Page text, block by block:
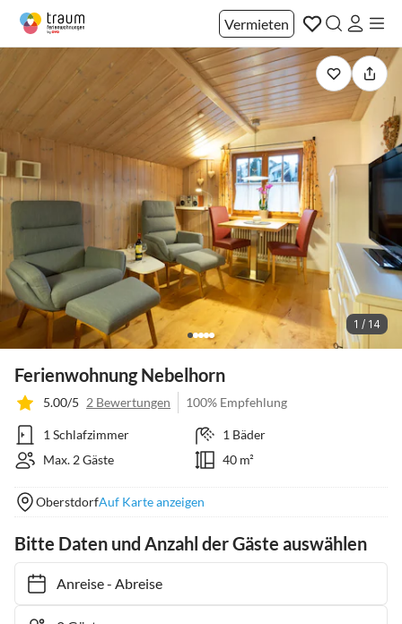
Vermieten
1 / 14
Ferienwohnung Nebelhorn
5.00/5 2 Bewertungen 100% Empfehlung
1 Schlafzimmer
1 Bäder
Max. 2 Gäste
40 m²
OberstdorfAuf Karte anzeigen
Bitte Daten und Anzahl der Gäste auswählen
Anreise- Abreise